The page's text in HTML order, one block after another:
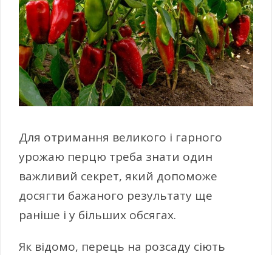
Для отримання великого і гарного
урожаю перцю треба знати один
важливий секрет, який допоможе
досягти бажаного результату ще
раніше і у більших обсягах.
Як відомо, перець на розсаду сіють